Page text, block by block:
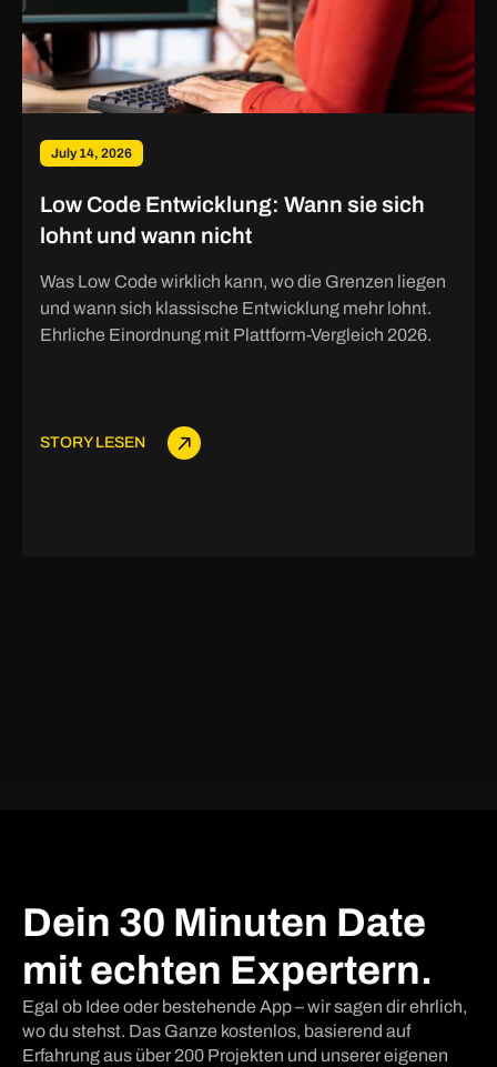
July 14, 2026
Low Code Entwicklung: Wann sie sich
lohnt und wann nicht
Was Low Code wirklich kann, wo die Grenzen liegen
und wann sich klassische Entwicklung mehr lohnt.
Ehrliche Einordnung mit Plattform-Vergleich 2026.
STORY LESEN
Dein 30 Minuten Date
mit echten Expertern.
Egal ob Idee oder bestehende App – wir sagen dir ehrlich,
wo du stehst. Das Ganze kostenlos, basierend auf
Erfahrung aus über 200 Projekten und unserer eigenen